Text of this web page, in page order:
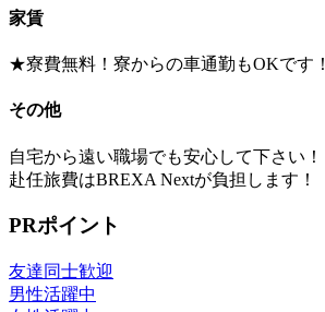
家賃
★寮費無料！寮からの車通勤もOKです！
その他
自宅から遠い職場でも安心して下さい！
赴任旅費はBREXA Nextが負担します！
PRポイント
友達同士歓迎
男性活躍中